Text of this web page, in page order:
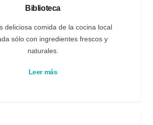
Biblioteca
deliciosa comida de la cocina local
sólo con ingredientes frescos y
naturales.
Leer más